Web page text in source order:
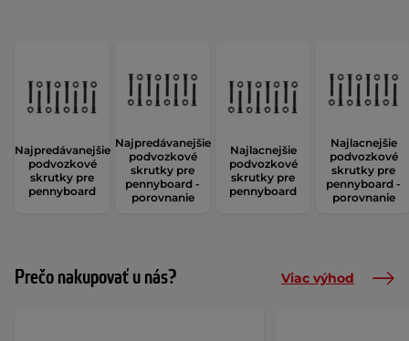
Najpredávanejšie
podvozkové
skrutky pre
pennyboard
Najpredávanejšie
podvozkové
skrutky pre
pennyboard -
porovnanie
Najlacnejšie
podvozkové
skrutky pre
pennyboard
Najlacnejšie
podvozkové
skrutky pre
pennyboard -
porovnanie
Prečo nakupovať u nás? Viac výhod